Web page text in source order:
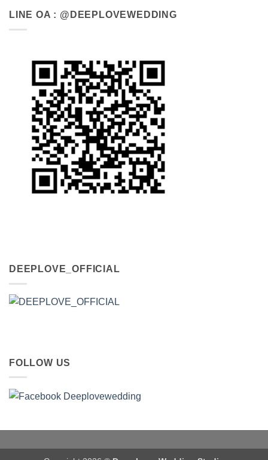
LINE OA : @DEEPLOVEWEDDING
DEEPLOVE_OFFICIAL
FOLLOW US